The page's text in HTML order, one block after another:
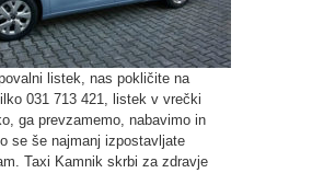
listek, nas pokličite na
031 713 421, listek v vrečki
ga prevzamemo, nabavimo in
se še najmanj izpostavljate
Taxi Kamnik skrbi za zdravje